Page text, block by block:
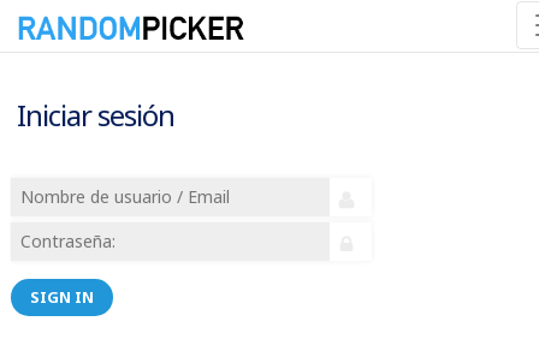
Iniciar sesión
SIGN IN